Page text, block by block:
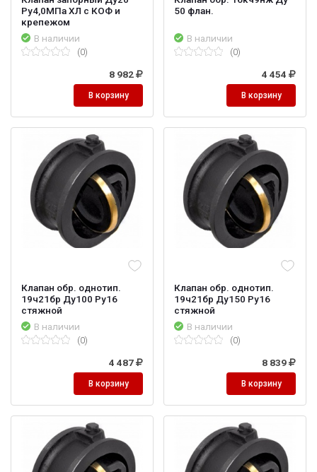
Ру4,0МПа ХЛ с КОФ и
крепежом
В наличии
(0)
8 982
В корзину
50 флан.
В наличии
(0)
4 454
В корзину
Клапан обр. однотип.
19ч21бр Ду100 Ру16
стяжной
В наличии
(0)
4 487
В корзину
Клапан обр. однотип.
19ч21бр Ду150 Ру16
стяжной
В наличии
(0)
8 839
В корзину